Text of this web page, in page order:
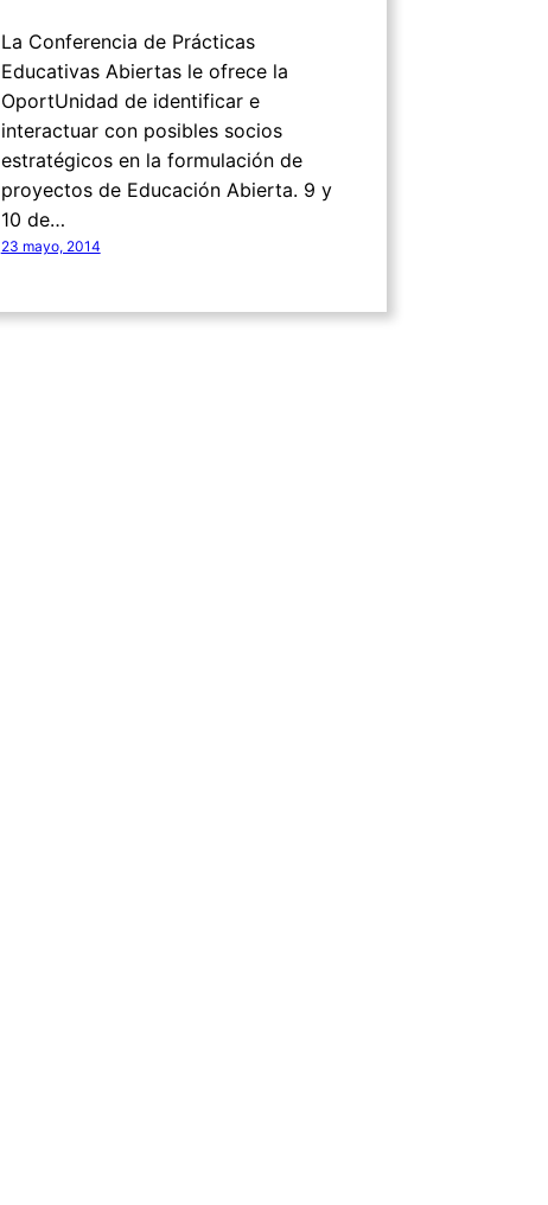
La Conferencia de Prácticas
Educativas Abiertas le ofrece la
OportUnidad de identificar e
interactuar con posibles socios
estratégicos en la formulación de
proyectos de Educación Abierta. 9 y
10 de…
23 mayo, 2014